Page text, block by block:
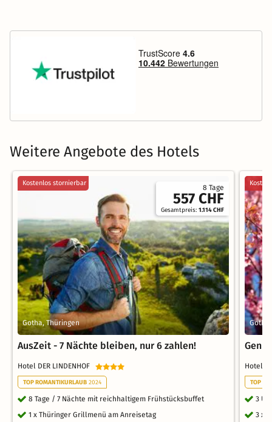
Weitere Angebote des Hotels
8 Tage
557 CHF
Gesamtpreis:1.114 CHF
Kostenlos stornierbar
Gotha, Thüringen
AusZeit - 7 Nächte bleiben, nur 6 zahlen!
Hotel DER LINDENHOF
TOP ROMANTIKURLAUB 2024
8 Tage / 7 Nächte mit reichhaltigem Frühstücksbuffet
1 x Thüringer Grillmenü am Anreisetag
Hotel
TOP
3
3 x